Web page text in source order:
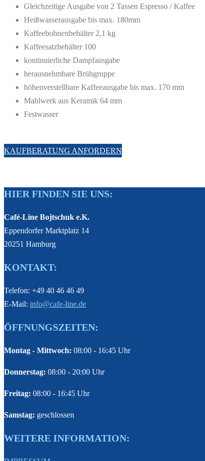
Gleichzeitige Ausgabe von 2 Tassen Espresso / Kaffee
Heißwasserausgabe bis max. 180mm
Kaffeebohnenbehälter 2,1 kg
Kaffeesatzbehälter 100
kontinuierliche Dampfausgabe
herausnehmbare Brühgruppe
höhenverstellbare Kaffeeausgabe bis max. 170 mm
Mahlwerk aus Keramik 64 mm
Festwasser
KAUFBERATUNG ANFORDERN
HIER FINDEN SIE UNS:
Café-Line Bojtschuk e.K.
Eppendorfer Marktplatz 14
20251 Hamburg
KONTAKT:
Telefon: +49 40 46 46 49
E-Mail: info@cafe-line.de
ÖFFNUNGSZEITEN:
Montag - Mittwoch: 08:00 - 16:45 Uhr
Donnerstag: 08:00 - 20:00 Uhr
Freitag: 08:00 - 16:45 Uhr
Samstag: geschlossen
WEITERE INFORMATION: